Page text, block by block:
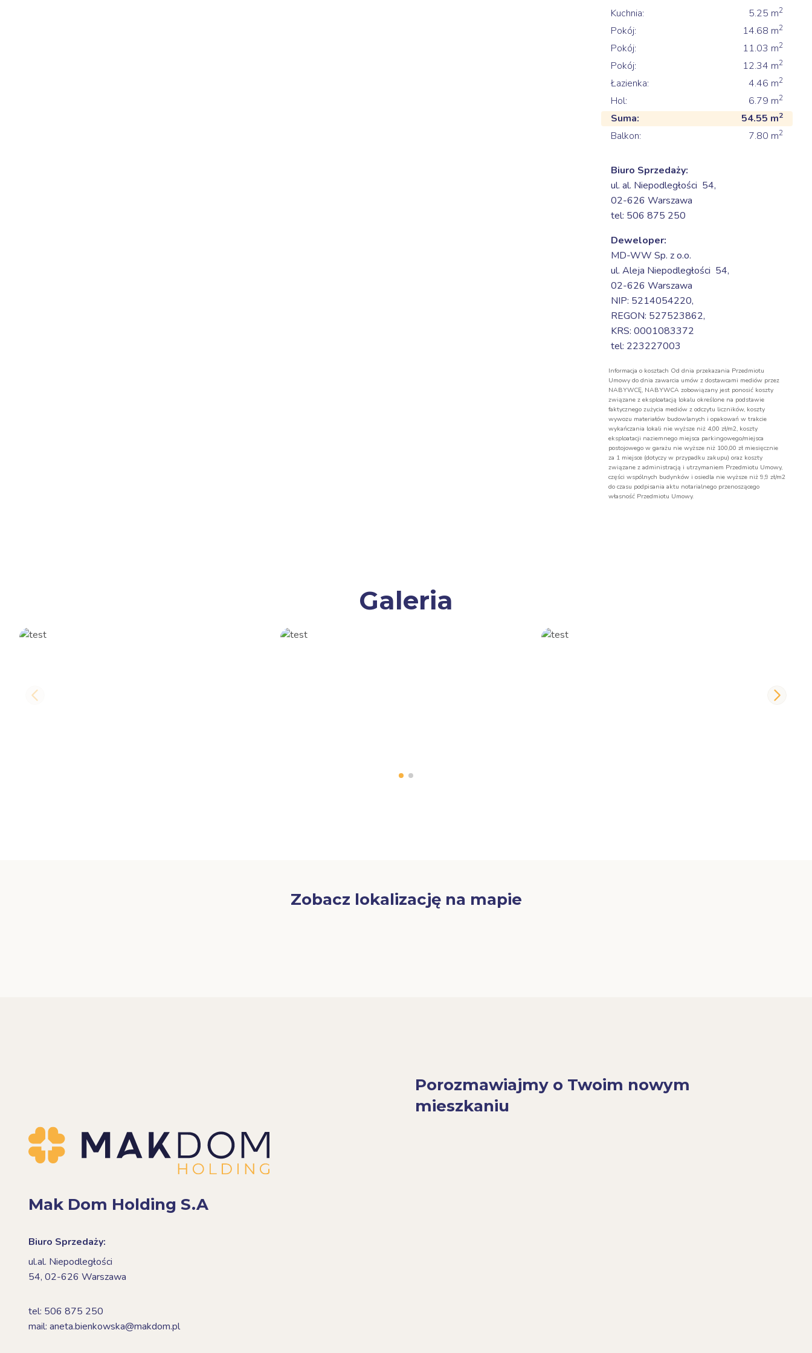
Kuchnia: 5.25 m2
Pokój: 14.68 m2
Pokój: 11.03 m2
Pokój: 12.34 m2
Łazienka: 4.46 m2
Hol: 6.79 m2
Suma: 54.55 m2
Balkon: 7.80 m2
Biuro Sprzedaży:
ul. al. Niepodległości 54,
02-626 Warszawa
tel: 506 875 250
Deweloper:
MD-WW Sp. z o.o.
ul. Aleja Niepodległości 54,
02-626 Warszawa
NIP: 5214054220,
REGON: 527523862,
KRS: 0001083372
tel: 223227003
Informacja o kosztach Od dnia przekazania Przedmiotu
Umowy do dnia zawarcia umów z dostawcami mediów przez
NABYWCĘ, NABYWCA zobowiązany jest ponosić koszty
związane z eksploatacją lokalu określone na podstawie
faktycznego zużycia mediów z odczytu liczników, koszty
wywozu materiałów budowlanych i opakowań w trakcie
wykańczania lokali nie wyższe niż 4,00 zł/m2, koszty
eksploatacji naziemnego miejsca parkingowego/miejsca
postojowego w garażu nie wyższe niż 100,00 zł miesięcznie
za 1 miejsce (dotyczy w przypadku zakupu) oraz koszty
związane z administracją i utrzymaniem Przedmiotu Umowy,
części wspólnych budynków i osiedla nie wyższe niż 9,9 zł/m2
do czasu podpisania aktu notarialnego przenoszącego
własność Przedmiotu Umowy.
Galeria
Zobacz lokalizację na mapie
Porozmawiajmy o Twoim nowym
mieszkaniu
Mak Dom Holding S.A
Biuro Sprzedaży:
ul.al. Niepodległości
54, 02-626 Warszawa
tel: 506 875 250
mail: aneta.bienkowska@makdom.pl